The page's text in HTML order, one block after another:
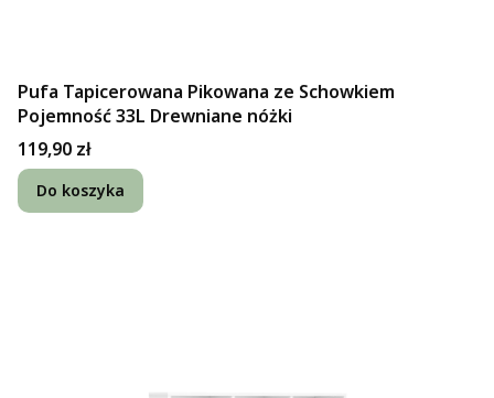
Pufa Tapicerowana Pikowana ze Schowkiem
Pojemność 33L Drewniane nóżki
Cena
119,90 zł
Do koszyka